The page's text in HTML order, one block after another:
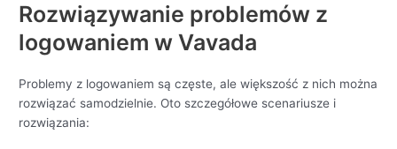
Rozwiązywanie problemów z
logowaniem w Vavada
Problemy z logowaniem są częste, ale większość z nich można
rozwiązać samodzielnie. Oto szczegółowe scenariusze i
rozwiązania: